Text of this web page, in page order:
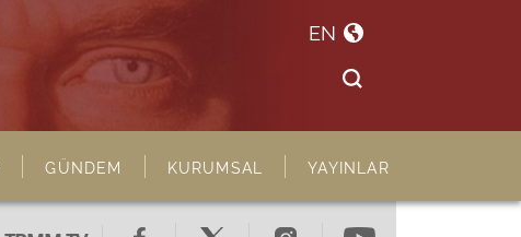
EN
GÜNDEM KURUMSAL YAYINLAR